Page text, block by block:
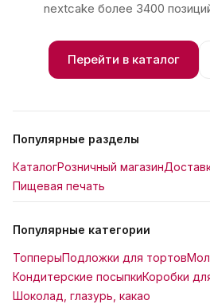
nextcake более 3400
Перейти в каталог
Популярные разделы
КаталогРозничный магазин
Пищевая печать
Популярные категории
ТопперыПодложки для тортов
Кондитерские посыпкиКоробки
Шоколад, глазурь, какао